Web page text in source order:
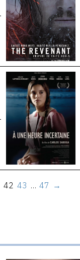
42 43 … 47 →